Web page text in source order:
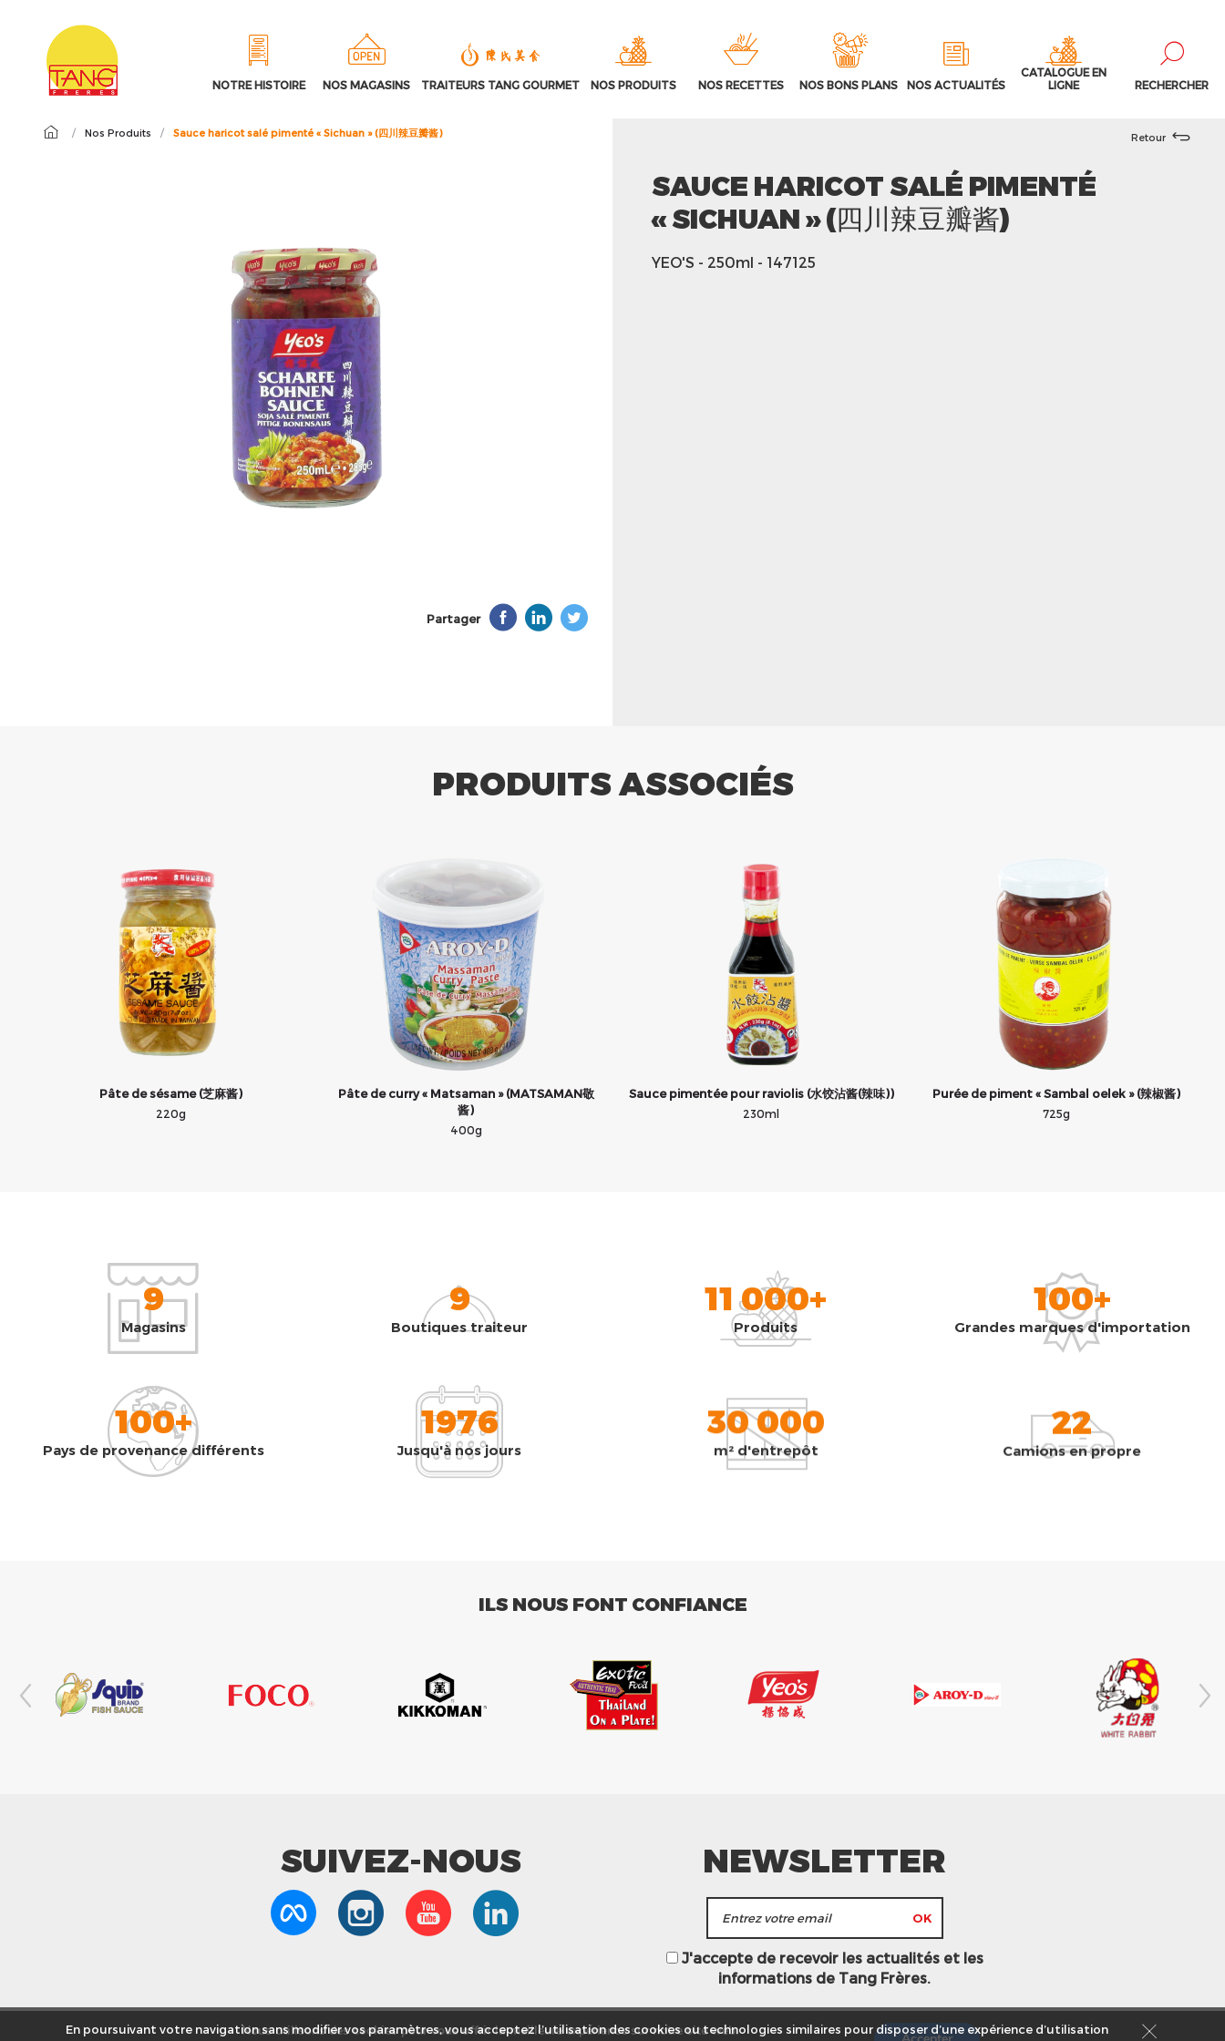
NOTRE HISTOIRE NOS MAGASINS TRAITEURS TANG GOURMET NOS PRODUITS NOS RECETTES NOS BONS PLANS NOS ACTUALITÉS
CATALOGUE EN
LIGNE
RECHERCHER
/ Nos Produits / Sauce haricot salé pimenté « Sichuan » (四川辣豆瓣酱)
Partager
Retour
SAUCE HARICOT SALÉ PIMENTÉ
« SICHUAN » (四川辣豆瓣酱)
YEO'S - 250ml - 147125
PRODUITS ASSOCIÉS
Pâte de sésame (芝麻酱)
220g
Pâte de curry « Matsaman » (MATSAMAN敬
酱)
400g
Sauce pimentée pour raviolis (水饺沾酱(辣味))
230ml
Purée de piment « Sambal oelek » (辣椒酱)
725g
9
Magasins
9
Boutiques traiteur
11 000+
Produits
100+
Grandes marques d'importation
100+
Pays de provenance différents
1976
Jusqu'à nos jours
30 000
m² d'entrepôt
22
Camions en propre
ILS NOUS FONT CONFIANCE
SUIVEZ-NOUS NEWSLETTER
J'accepte de recevoir les actualités et les
informations de Tang Frères.
En poursuivant votre navigation sans modifier vos paramètres, vous acceptez l’utilisation des cookies ou technologies similaires pour disposer d’une expérience d’utilisation
Nous utilisons des cookies pour vous offrir la meilleure expérience sur notre site web.